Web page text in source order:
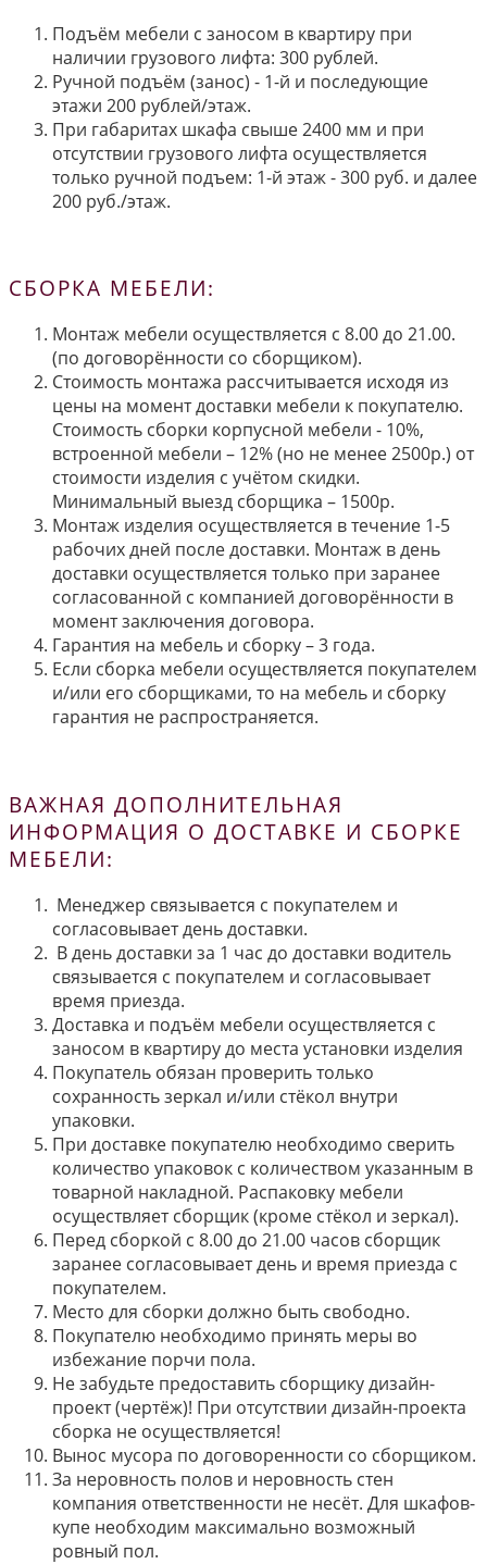
Подъём мебели с заносом в квартиру при
наличии грузового лифта: 300 рублей.
Ручной подъём (занос) - 1-й и последующие
этажи 200 рублей/этаж.
При габаритах шкафа свыше 2400 мм и при
отсутствии грузового лифта осуществляется
только ручной подъем: 1-й этаж - 300 руб. и далее
200 руб./этаж.
СБОРКА МЕБЕЛИ:
Монтаж мебели осуществляется с 8.00 до 21.00.
(по договорённости со сборщиком).
Стоимость монтажа рассчитывается исходя из
цены на момент доставки мебели к покупателю.
Стоимость сборки корпусной мебели - 10%,
встроенной мебели – 12% (но не менее 2500р.) от
стоимости изделия с учётом скидки.
Минимальный выезд сборщика – 1500р.
Монтаж изделия осуществляется в течение 1-5
рабочих дней после доставки. Монтаж в день
доставки осуществляется только при заранее
согласованной с компанией договорённости в
момент заключения договора.
Гарантия на мебель и сборку – 3 года.
Если сборка мебели осуществляется покупателем
и/или его сборщиками, то на мебель и сборку
гарантия не распространяется.
ВАЖНАЯ ДОПОЛНИТЕЛЬНАЯ
ИНФОРМАЦИЯ О ДОСТАВКЕ И СБОРКЕ
МЕБЕЛИ:
Менеджер связывается с покупателем и
согласовывает день доставки.
В день доставки за 1 час до доставки водитель
связывается с покупателем и согласовывает
время приезда.
Доставка и подъём мебели осуществляется с
заносом в квартиру до места установки изделия
Покупатель обязан проверить только
сохранность зеркал и/или стёкол внутри
упаковки.
При доставке покупателю необходимо сверить
количество упаковок с количеством указанным в
товарной накладной. Распаковку мебели
осуществляет сборщик (кроме стёкол и зеркал).
Перед сборкой с 8.00 до 21.00 часов сборщик
заранее согласовывает день и время приезда с
покупателем.
Место для сборки должно быть свободно.
Покупателю необходимо принять меры во
избежание порчи пола.
Не забудьте предоставить сборщику дизайн-
проект (чертёж)! При отсутствии дизайн-проекта
сборка не осуществляется!
Вынос мусора по договоренности со сборщиком.
За неровность полов и неровность стен
компания ответственности не несёт. Для шкафов-
купе необходим максимально возможный
ровный пол.